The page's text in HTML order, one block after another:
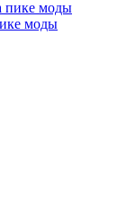
моды